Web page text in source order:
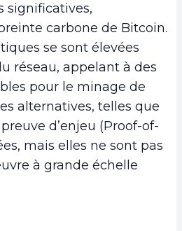
significatives,
carbone de Bitcoin.
se sont élevées
réseau, appelant à des
pour le minage de
alternatives, telles que
d’enjeu (Proof-of-
mais elles ne sont pas
à grande échelle